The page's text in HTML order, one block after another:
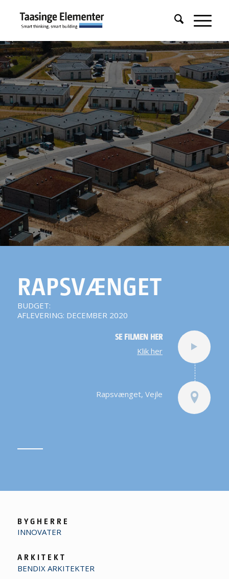
RAPSVÆNGET
BUDGET:
AFLEVERING: DECEMBER 2020
SE FILMEN HER
Klik her
Rapsvænget, Vejle
B Y G H E R R E
INNOVATER
A R K I T E K T
BENDIX ARKITEKTER